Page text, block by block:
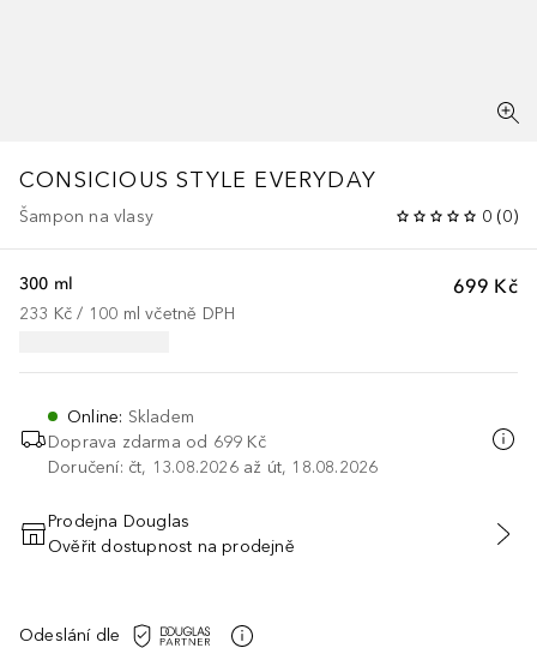
CONSICIOUS STYLE EVERYDAY
Šampon na vlasy 0 (0)
699 Kč
300 ml
233 Kč / 100 ml včetně DPH
Online: Skladem
Doprava zdarma od 699 Kč
Doručení: čt, 13.08.2026 až út, 18.08.2026
PŘIDAT DO KOŠÍKU
Prodejna Douglas
Ověřit dostupnost na prodejně
Odeslání dle